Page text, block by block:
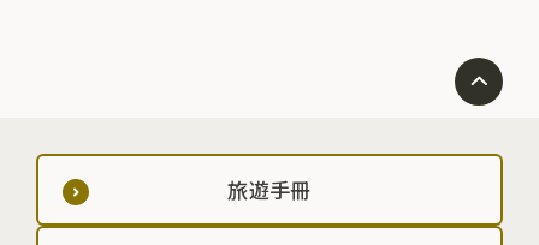
旅遊手冊